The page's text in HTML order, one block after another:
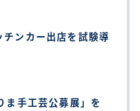
ンカー出店を試験導
ま手工芸公募展」を